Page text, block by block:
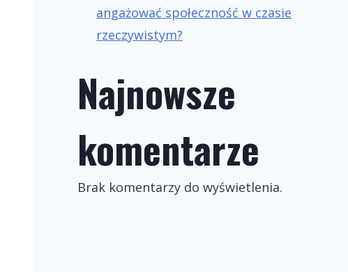
angażować społeczność w czasie
rzeczywistym?
Najnowsze
komentarze
Brak komentarzy do wyświetlenia.